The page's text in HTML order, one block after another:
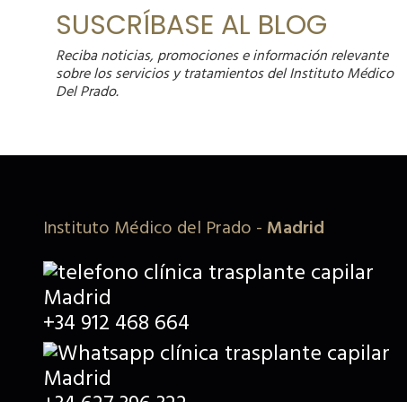
SUSCRÍBASE AL BLOG
Reciba noticias, promociones e información relevante
sobre los servicios y tratamientos del Instituto Médico
Del Prado.
Instituto Médico del Prado - Madrid
+34 912 468 664